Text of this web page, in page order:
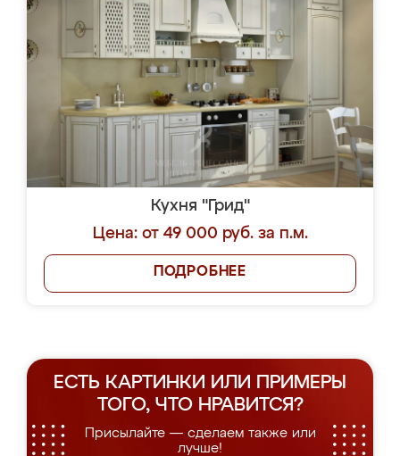
Кухня "Грид"
Цена: от 49 000 руб. за п.м.
ПОДРОБНЕЕ
ЕСТЬ КАРТИНКИ ИЛИ ПРИМЕРЫ
ТОГО, ЧТО НРАВИТСЯ?
Присылайте — сделаем также или
лучше!